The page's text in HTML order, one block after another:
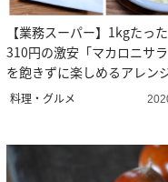
【業務スーパー】1kgたっ
310円の激安「マカロニサラ
を飽きずに楽しめるアレン
ピ3選
料理・グルメ